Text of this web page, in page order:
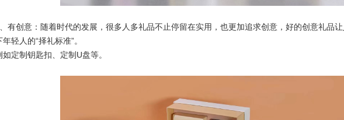
有创意：随着时代的发展，很多人多礼品不止停留在实用，也更加追求创意，好的创意礼品
轻人的“择礼标准”。
如定制钥匙扣、定制U盘等。